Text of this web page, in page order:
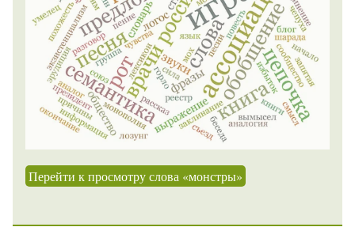
Перейти к просмотру слова «монстры»